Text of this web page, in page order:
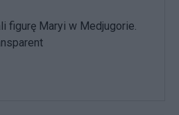
figurę Maryi w Medjugorie.